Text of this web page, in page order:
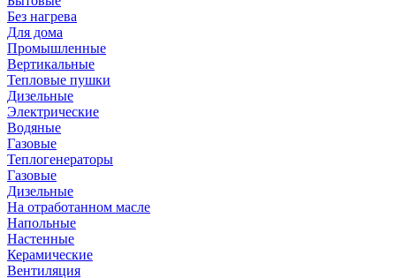
Без нагрева
Для дома
Промышленные
Вертикальные
Тепловые пушки
Дизельные
Электрические
Водяные
Газовые
Теплогенераторы
Газовые
Дизельные
На отработанном масле
Напольные
Настенные
Керамические
Вентиляция